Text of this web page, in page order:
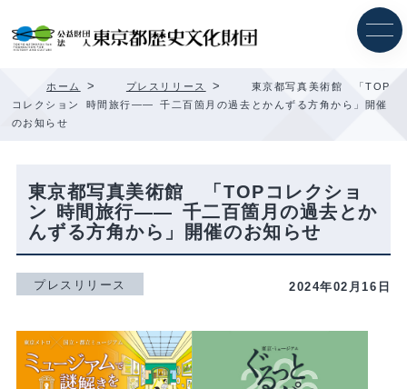
ホーム > プレスリリース >
東京都写真美術館 「TOP
コレクション 時間旅行—— 千二百箇月の過去とかんずる方角から」開催
のお知らせ
東京都写真美術館 「TOPコレクショ
ン 時間旅行—— 千二百箇月の過去とか
んずる方角から」開催のお知らせ
プレスリリース 2024年02月16日